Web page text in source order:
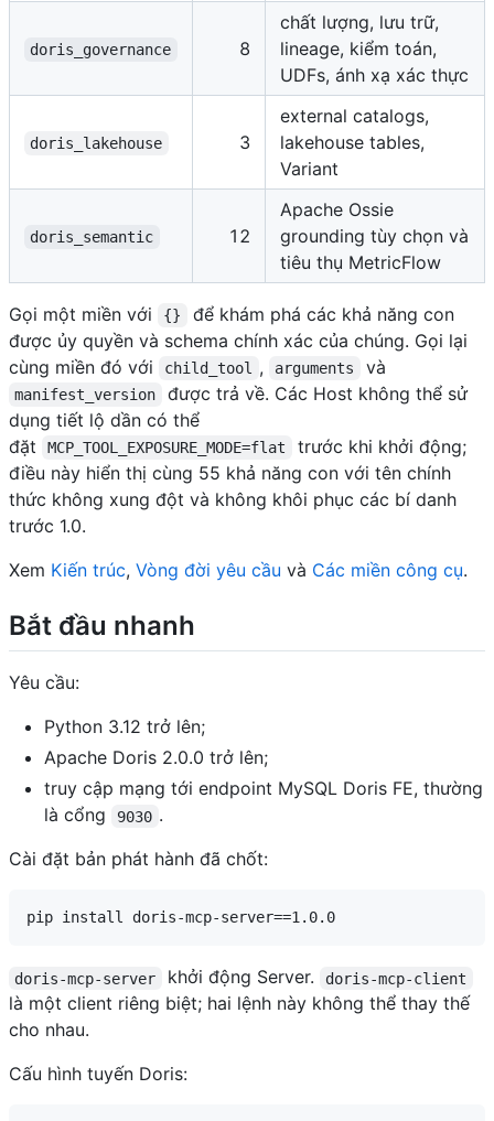
doris_governance 8
chất lượng, lưu trữ,
lineage, kiểm toán,
UDFs, ánh xạ xác thực
doris_lakehouse 3
external catalogs,
lakehouse tables,
Variant
doris_semantic 12
Apache Ossie
grounding tùy chọn và
tiêu thụ MetricFlow
Gọi một miền với {}
để khám phá các khả năng con
được ủy quyền và schema chính xác của chúng. Gọi lại
cùng miền đó với
child_tool , arguments và
manifest_version
được trả về. Các Host không thể sử
dụng tiết lộ dần có thể
đặt
MCP_TOOL_EXPOSURE_MODE=flat
trước khi khởi động;
điều này hiển thị cùng 55 khả năng con với tên chính
thức không xung đột và không khôi phục các bí danh
trước 1.0.
Xem Kiến trúc, Vòng đời yêu cầu và Các miền công cụ.
Bắt đầu nhanh
Yêu cầu:
Python 3.12 trở lên;
Apache Doris 2.0.0 trở lên;
truy cập mạng tới endpoint MySQL Doris FE, thường
là cổng
9030 .
Cài đặt bản phát hành đã chốt:
doris-mcp-server khởi động Server. doris-mcp-client
là một client riêng biệt; hai lệnh này không thể thay thế
cho nhau.
Cấu hình tuyến Doris: